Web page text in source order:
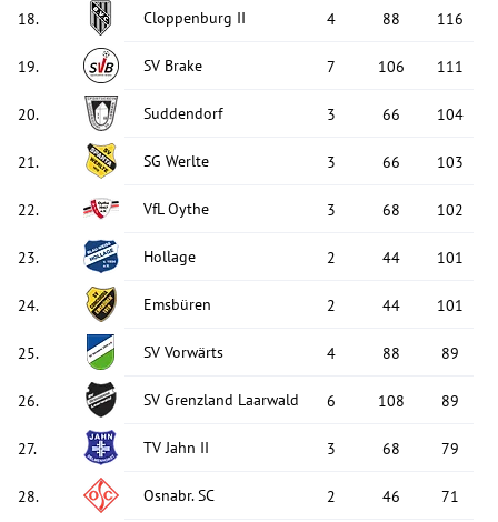
18. Cloppenburg II 4 88 116
19. SV Brake 7 106 111
20. Suddendorf 3 66 104
21. SG Werlte 3 66 103
22. VfL Oythe 3 68 102
23. Hollage 2 44 101
24. Emsbüren 2 44 101
25. SV Vorwärts 4 88 89
26. SV Grenzland Laarwald 6 108 89
27. TV Jahn II 3 68 79
28. Osnabr. SC 2 46 71